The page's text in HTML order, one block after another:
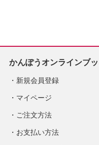
かんぽうオンラインブ
新規会員登録
マイページ
ご注文方法
お支払い方法